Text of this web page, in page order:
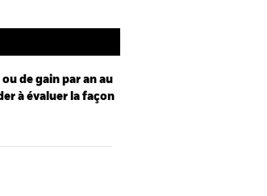
de gain par an au
à évaluer la façon